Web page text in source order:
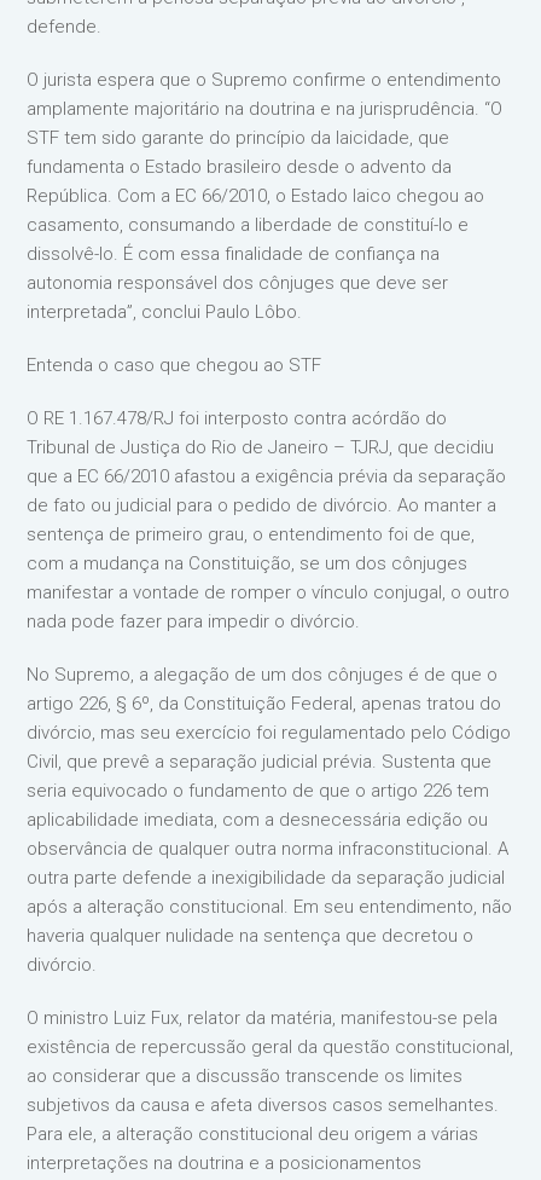
defende.
O jurista espera que o Supremo confirme o entendimento
amplamente majoritário na doutrina e na jurisprudência. “O
STF tem sido garante do princípio da laicidade, que
fundamenta o Estado brasileiro desde o advento da
República. Com a EC 66/2010, o Estado laico chegou ao
casamento, consumando a liberdade de constituí-lo e
dissolvê-lo. É com essa finalidade de confiança na
autonomia responsável dos cônjuges que deve ser
interpretada”, conclui Paulo Lôbo.
Entenda o caso que chegou ao STF
O RE 1.167.478/RJ foi interposto contra acórdão do
Tribunal de Justiça do Rio de Janeiro – TJRJ, que decidiu
que a EC 66/2010 afastou a exigência prévia da separação
de fato ou judicial para o pedido de divórcio. Ao manter a
sentença de primeiro grau, o entendimento foi de que,
com a mudança na Constituição, se um dos cônjuges
manifestar a vontade de romper o vínculo conjugal, o outro
nada pode fazer para impedir o divórcio.
No Supremo, a alegação de um dos cônjuges é de que o
artigo 226, § 6º, da Constituição Federal, apenas tratou do
divórcio, mas seu exercício foi regulamentado pelo Código
Civil, que prevê a separação judicial prévia. Sustenta que
seria equivocado o fundamento de que o artigo 226 tem
aplicabilidade imediata, com a desnecessária edição ou
observância de qualquer outra norma infraconstitucional. A
outra parte defende a inexigibilidade da separação judicial
após a alteração constitucional. Em seu entendimento, não
haveria qualquer nulidade na sentença que decretou o
divórcio.
O ministro Luiz Fux, relator da matéria, manifestou-se pela
existência de repercussão geral da questão constitucional,
ao considerar que a discussão transcende os limites
subjetivos da causa e afeta diversos casos semelhantes.
Para ele, a alteração constitucional deu origem a várias
interpretações na doutrina e a posicionamentos